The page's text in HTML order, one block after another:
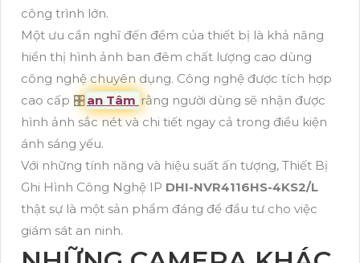
công trình lớn.
Một ưu cần nghĩ đến đểm của thiết bị là khả năng
hiển thị hình ảnh ban đêm chất lượng cao dùng
công nghệ chuyên dụng. Công nghệ được tích hợp
cao cấp 🎛an Tâm rằng người dùng sẽ nhận được
hình ảnh sắc nét và chi tiết ngay cả trong điều kiện
ánh sáng yếu.
Với những tính năng và hiệu suất ấn tượng, Thiết Bị
Ghi Hình Công Nghệ IP DHI-NVR4116HS-4KS2/L
thật sự là một sản phẩm đáng để đầu tư cho việc
giám sát an ninh.